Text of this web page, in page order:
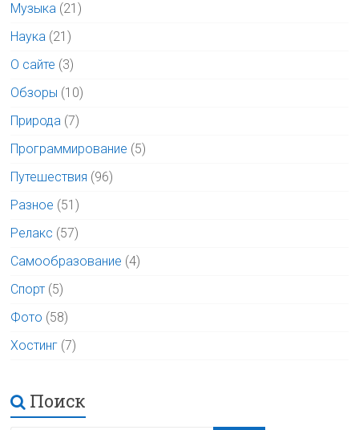
Музыка (21)
Наука (21)
О сайте (3)
Обзоры (10)
Природа (7)
Программирование (5)
Путешествия (96)
Разное (51)
Релакс (57)
Самообразование (4)
Спорт (5)
Фото (58)
Хостинг (7)
Поиск